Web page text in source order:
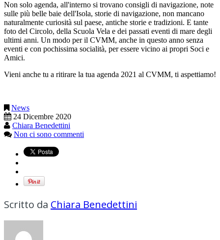
Non solo agenda, all'interno si trovano consigli di navigazione, note
sulle più belle baie dell'Isola, storie di navigazione, non mancano
naturalmente curiosità sul paese, antiche storie e tradizioni. E tante
foto del Circolo, della Scuola Vela e dei passati eventi di mare degli
ultimi anni. Un modo per il CVMM, anche in questo anno senza
eventi e con pochissima socialità, per essere vicino ai propri Soci e
Amici.
Vieni anche tu a ritirare la tua agenda 2021 al CVMM, ti aspettiamo!
News
24 Dicembre 2020
Chiara Benedettini
Non ci sono commenti
Scritto da Chiara Benedettini